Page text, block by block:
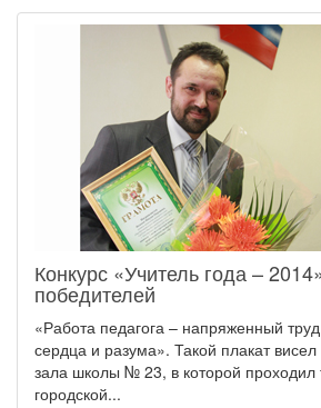
Конкурс «Учитель года –
победителей
«Работа педагога – напряженный труд
сердца и разума». Такой плакат висел
зала школы № 23, в которой проходил
городской...